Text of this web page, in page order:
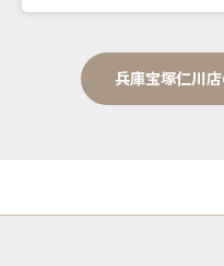
兵庫宝塚仁川